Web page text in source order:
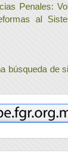
Penales:
al
búsqueda de